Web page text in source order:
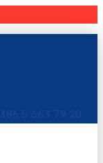
5 663 79 20